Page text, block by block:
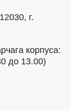
г.
корпуса:
до 13.00)